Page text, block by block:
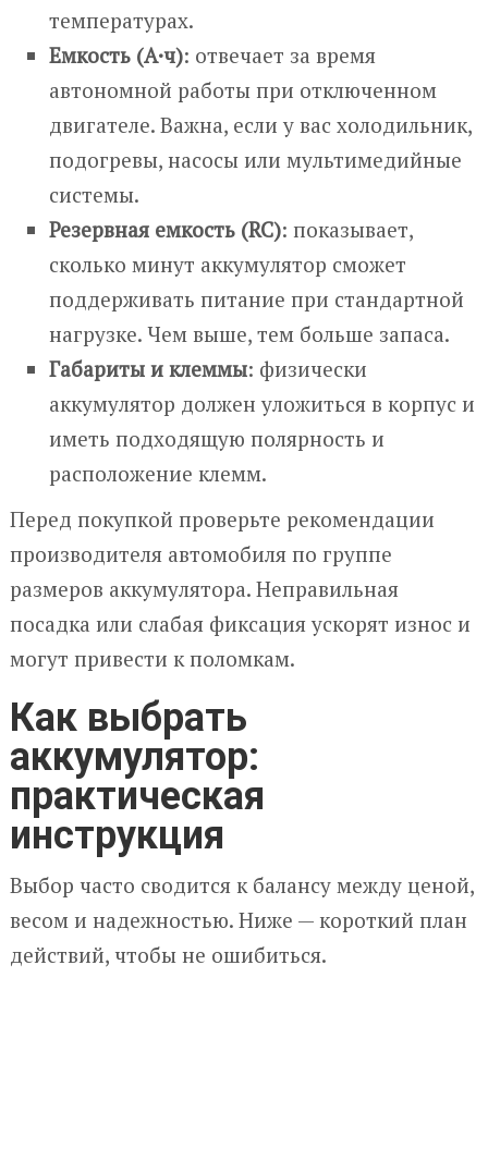
температурах.
Емкость (А·ч): отвечает за время
автономной работы при отключенном
двигателе. Важна, если у вас холодильник,
подогревы, насосы или мультимедийные
системы.
Резервная емкость (RC): показывает,
сколько минут аккумулятор сможет
поддерживать питание при стандартной
нагрузке. Чем выше, тем больше запаса.
Габариты и клеммы: физически
аккумулятор должен уложиться в корпус и
иметь подходящую полярность и
расположение клемм.
Перед покупкой проверьте рекомендации
производителя автомобиля по группе
размеров аккумулятора. Неправильная
посадка или слабая фиксация ускорят износ и
могут привести к поломкам.
Как выбрать
аккумулятор:
практическая
инструкция
Выбор часто сводится к балансу между ценой,
весом и надежностью. Ниже — короткий план
действий, чтобы не ошибиться.